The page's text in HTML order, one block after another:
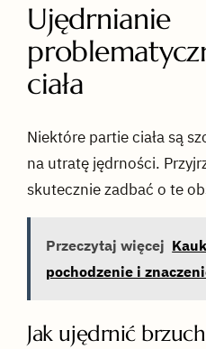
Ujędrnianie
ciała
Niektóre partie ciała są
na utratę jędrności.
skutecznie zadbać o te
Przeczytaj więcej
pochodzenie i
Jak ujędrnić